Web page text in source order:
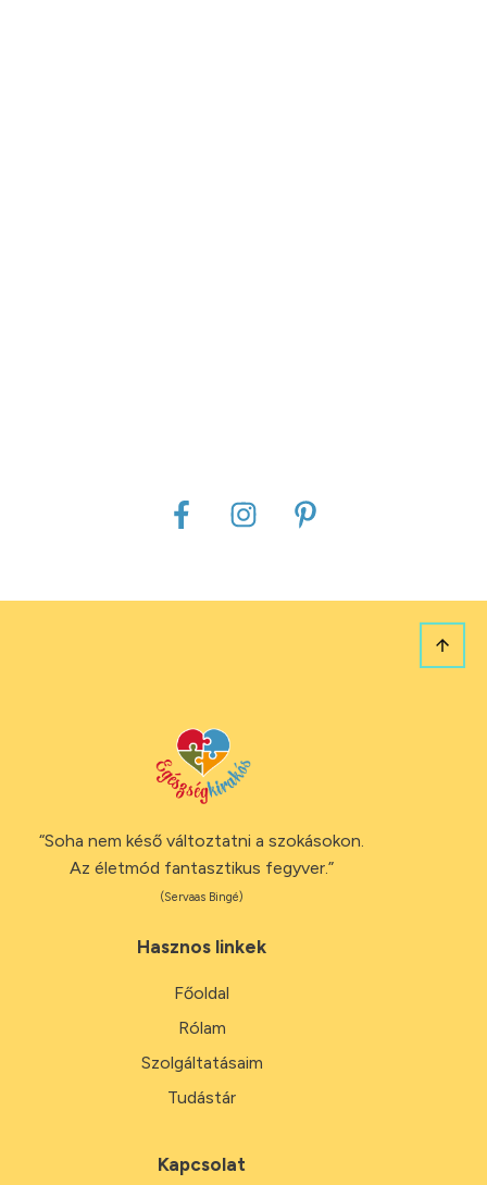
“Soha nem késő változtatni a szokásokon.
Az életmód fantasztikus fegyver.”
(Servaas Bingé)
Hasznos linkek
Főoldal
Rólam
Szolgáltatásaim
Tudástár
Kapcsolat